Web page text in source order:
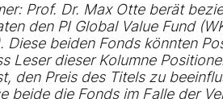
Prof. Dr. Max Otte berät
den PI Global Value Fund
Diese beiden Fonds könnten
Leser dieser Kolumne
den Preis des Titels zu
beide die Fonds im Falle der